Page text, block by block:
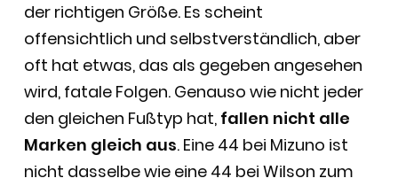
der richtigen Größe. Es scheint
offensichtlich und selbstverständlich, aber
oft hat etwas, das als gegeben angesehen
wird, fatale Folgen. Genauso wie nicht jeder
den gleichen Fußtyp hat, fallen nicht alle
Marken gleich aus. Eine 44 bei Mizuno ist
nicht dasselbe wie eine 44 bei Wilson zum